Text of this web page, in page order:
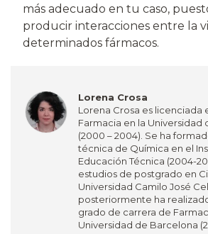
más adecuado en tu caso,
producir interacciones entre la
determinados fármacos.
Lorena Crosa
Lorena Crosa es licenciada
Farmacia en la Universidad
(2000 – 2004). Se ha
técnica de Química en el
Educación Técnica (2004-
estudios de postgrado en
Universidad Camilo José
posteriormente ha
grado de carrera de
Universidad de Barcelona